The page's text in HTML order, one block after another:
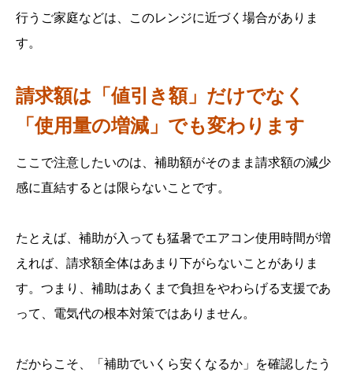
行うご家庭などは、このレンジに近づく場合がありま
す。
請求額は「値引き額」だけでなく
「使用量の増減」でも変わります
ここで注意したいのは、補助額がそのまま請求額の減少
感に直結するとは限らないことです。
たとえば、補助が入っても猛暑でエアコン使用時間が増
えれば、請求額全体はあまり下がらないことがありま
す。つまり、補助はあくまで負担をやわらげる支援であ
って、電気代の根本対策ではありません。
だからこそ、「補助でいくら安くなるか」を確認したう